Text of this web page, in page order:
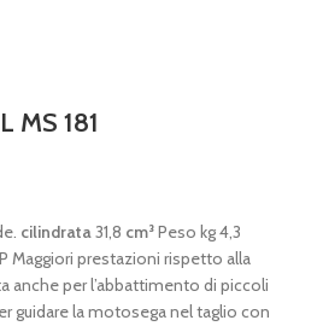
MS 181
cilindrata31,8 cm³Peso kg 4,3
Maggiori prestazioni rispetto alla
anche per l’abbattimento di piccoli
guidare la motosega nel taglio con